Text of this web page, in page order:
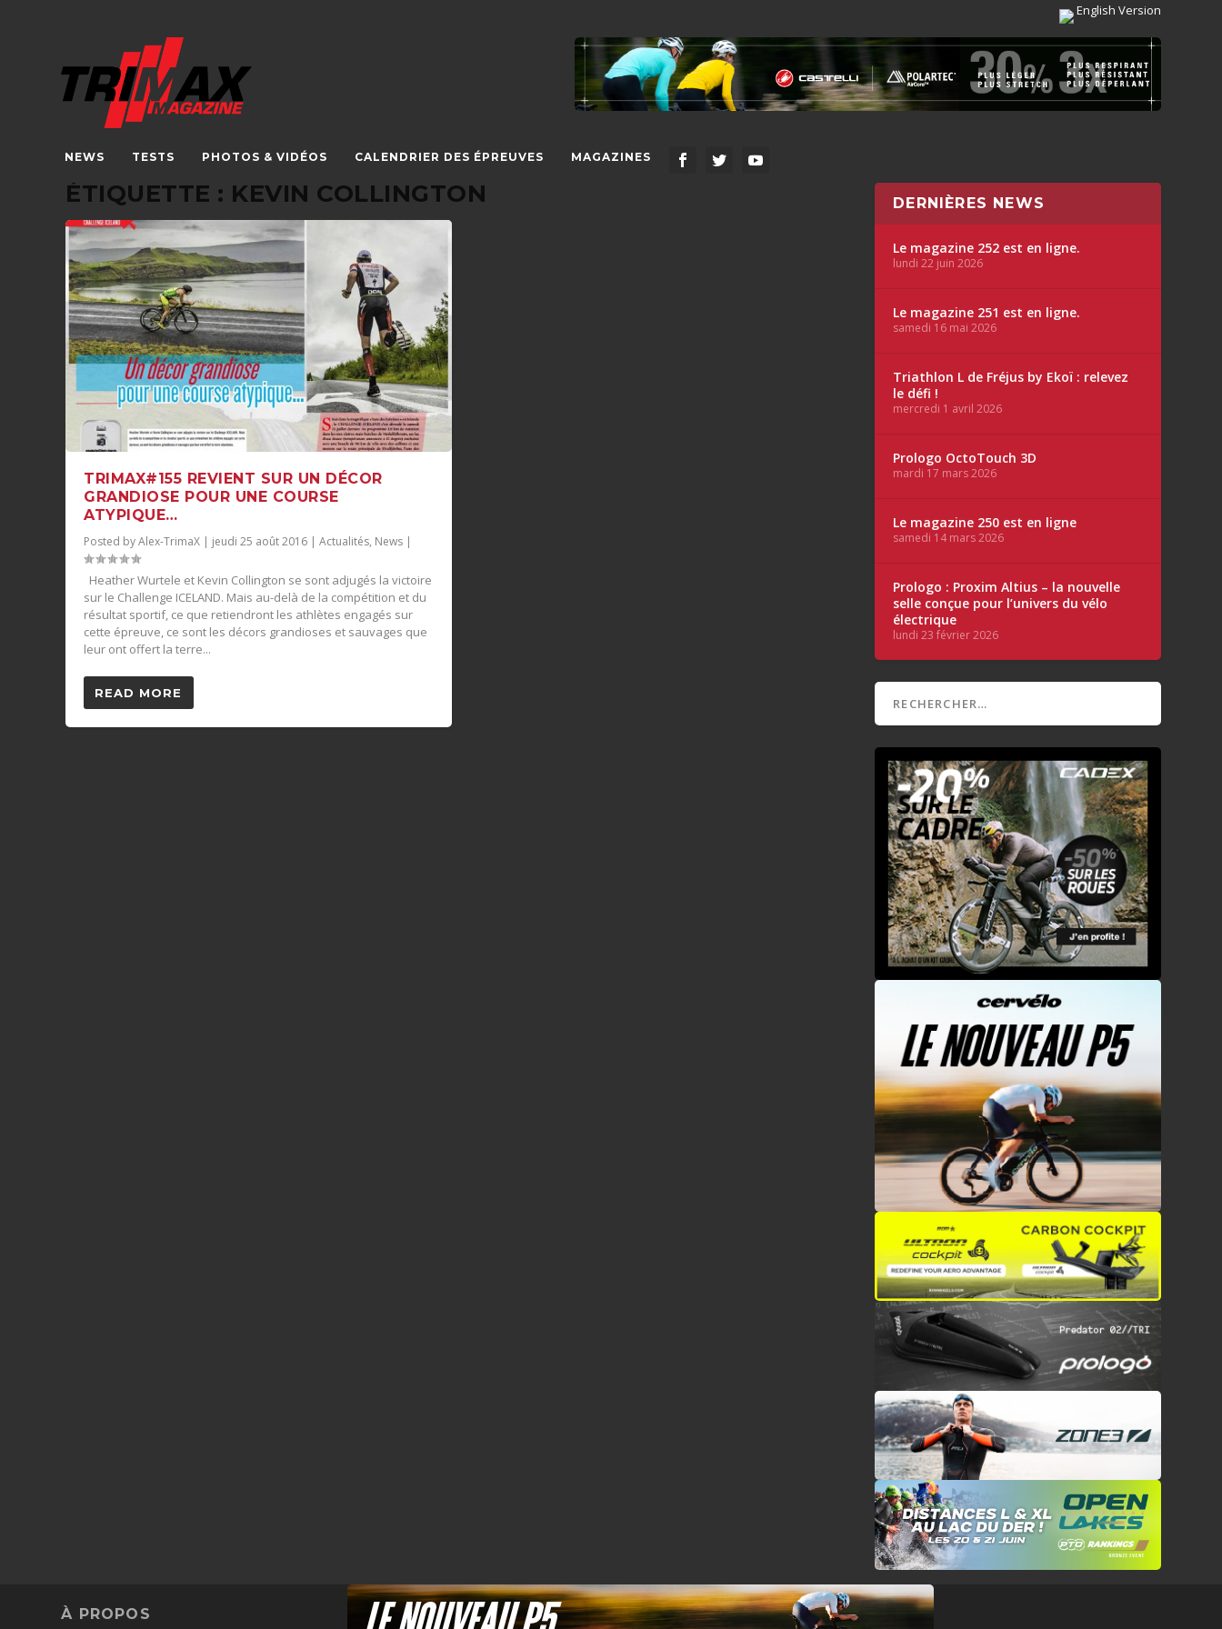
English Version
NEWS TESTS PHOTOS & VIDÉOS CALENDRIER DES ÉPREUVES MAGAZINES
ÉTIQUETTE : KEVIN COLLINGTON
TRIMAX#155 REVIENT SUR UN DÉCOR
GRANDIOSE POUR UNE COURSE
ATYPIQUE…
Posted byAlex-TrimaX | jeudi 25 août 2016 |Actualités, News |
Heather Wurtele et Kevin Collington se sont adjugés la victoire
sur le Challenge ICELAND. Mais au-delà de la compétition et du
résultat sportif, ce que retiendront les athlètes engagés sur
cette épreuve, ce sont les décors grandioses et sauvages que
leur ont offert la terre...
READ MORE
DERNIÈRES NEWS
Le magazine 252 est en ligne.
lundi 22 juin 2026
Le magazine 251 est en ligne.
samedi 16 mai 2026
Triathlon L de Fréjus by Ekoï : relevez
le défi !
mercredi 1 avril 2026
Prologo OctoTouch 3D
mardi 17 mars 2026
Le magazine 250 est en ligne
samedi 14 mars 2026
Prologo : Proxim Altius – la nouvelle
selle conçue pour l’univers du vélo
électrique
lundi 23 février 2026
À PROPOS